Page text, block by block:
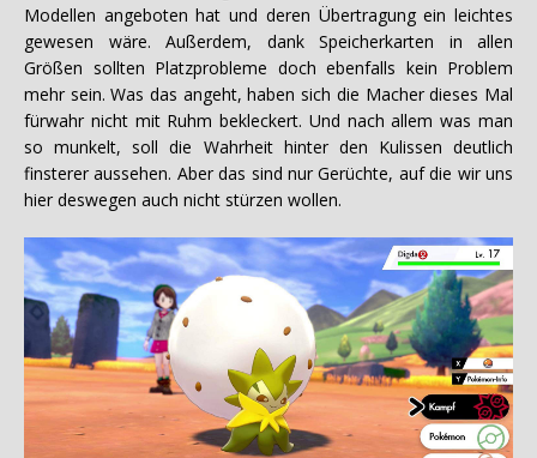
Modellen angeboten hat und deren Übertragung ein leichtes
gewesen wäre. Außerdem, dank Speicherkarten in allen
Größen sollten Platzprobleme doch ebenfalls kein Problem
mehr sein. Was das angeht, haben sich die Macher dieses Mal
fürwahr nicht mit Ruhm bekleckert. Und nach allem was man
so munkelt, soll die Wahrheit hinter den Kulissen deutlich
finsterer aussehen. Aber das sind nur Gerüchte, auf die wir uns
hier deswegen auch nicht stürzen wollen.